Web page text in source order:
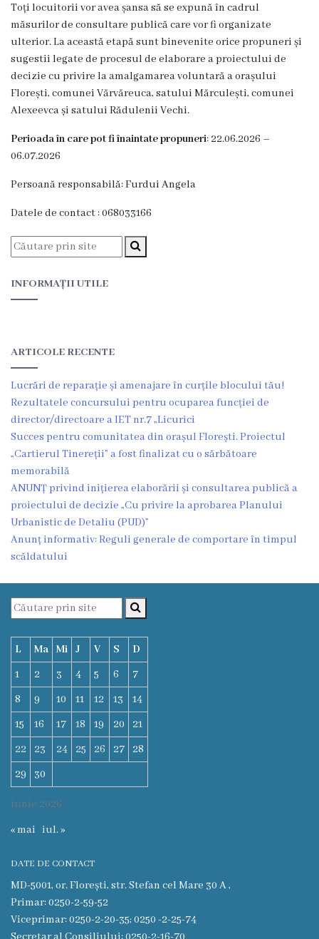
în
derulare
Proiecte
prioritare
spre
finanțare
Proiecte
finalizate
Instituții
subordonate
vacante
Consiliul
Secretar
Consilieri
Regulamentul
Consiliului
Ședințele
Consiliului
online
Deciziile
Consiliului
Procese-
verbale
ale
Consiliului
Ședințe
Or.
Floreşti
Toți locuitorii vor avea șansa să se expună în cadrul
măsurilor de consultare publică care vor fi organizate
ulterior. La această etapă sunt binevenite orice propuneri și
sugestii legate de procesul de elaborare a proiectului de
decizie cu privire la amalgamarea voluntară a orașului
Florești, comunei Vărvăreuca, satului Mărculești, comunei
Alexeevca și satului Rădulenii Vechi.
Perioada în care pot fi înaintate propuneri: 22.06.2026 –
06.07.2026
Persoană responsabilă: Furdui Angela
Datele de contact : 068033166
INFORMAȚII UTILE
ARTICOLE RECENTE
Lucrări de reparație și amenajare în curțile blocului tău!
Rezultatele concursului pentru ocuparea funcției de
director/directoare a IET nr.7 „Licurici
Succes pentru comunitatea din orașul Florești. Proiectul
„Cartierul Tinereții” a fost finalizat cu o sărbătoare
memorabilă
ANUNȚ privind inițierea elaborării și consultarea publică a
proiectului de decizie „Cu privire la aprobarea Planului
Urbanistic de Detaliu (PUD)”
Anunț informativ: Reguli generale de comportare în timpul
scăldatului
iunie 2026
L Ma Mi J V S
D
1
2 3 4 5 6
7
8
9 10 11 12 13
14
15
16 17 18 19 20
21
22
23 24 25 26 27
28
29
30
« mai iul. »
DATE DE CONTACT
MD-5001, or. Florești, str. Stefan cel Mare 30 A ,
Primar: 0250-2-59-52
Viceprimar: 0250-2-20-35; 0250 -2-25-74